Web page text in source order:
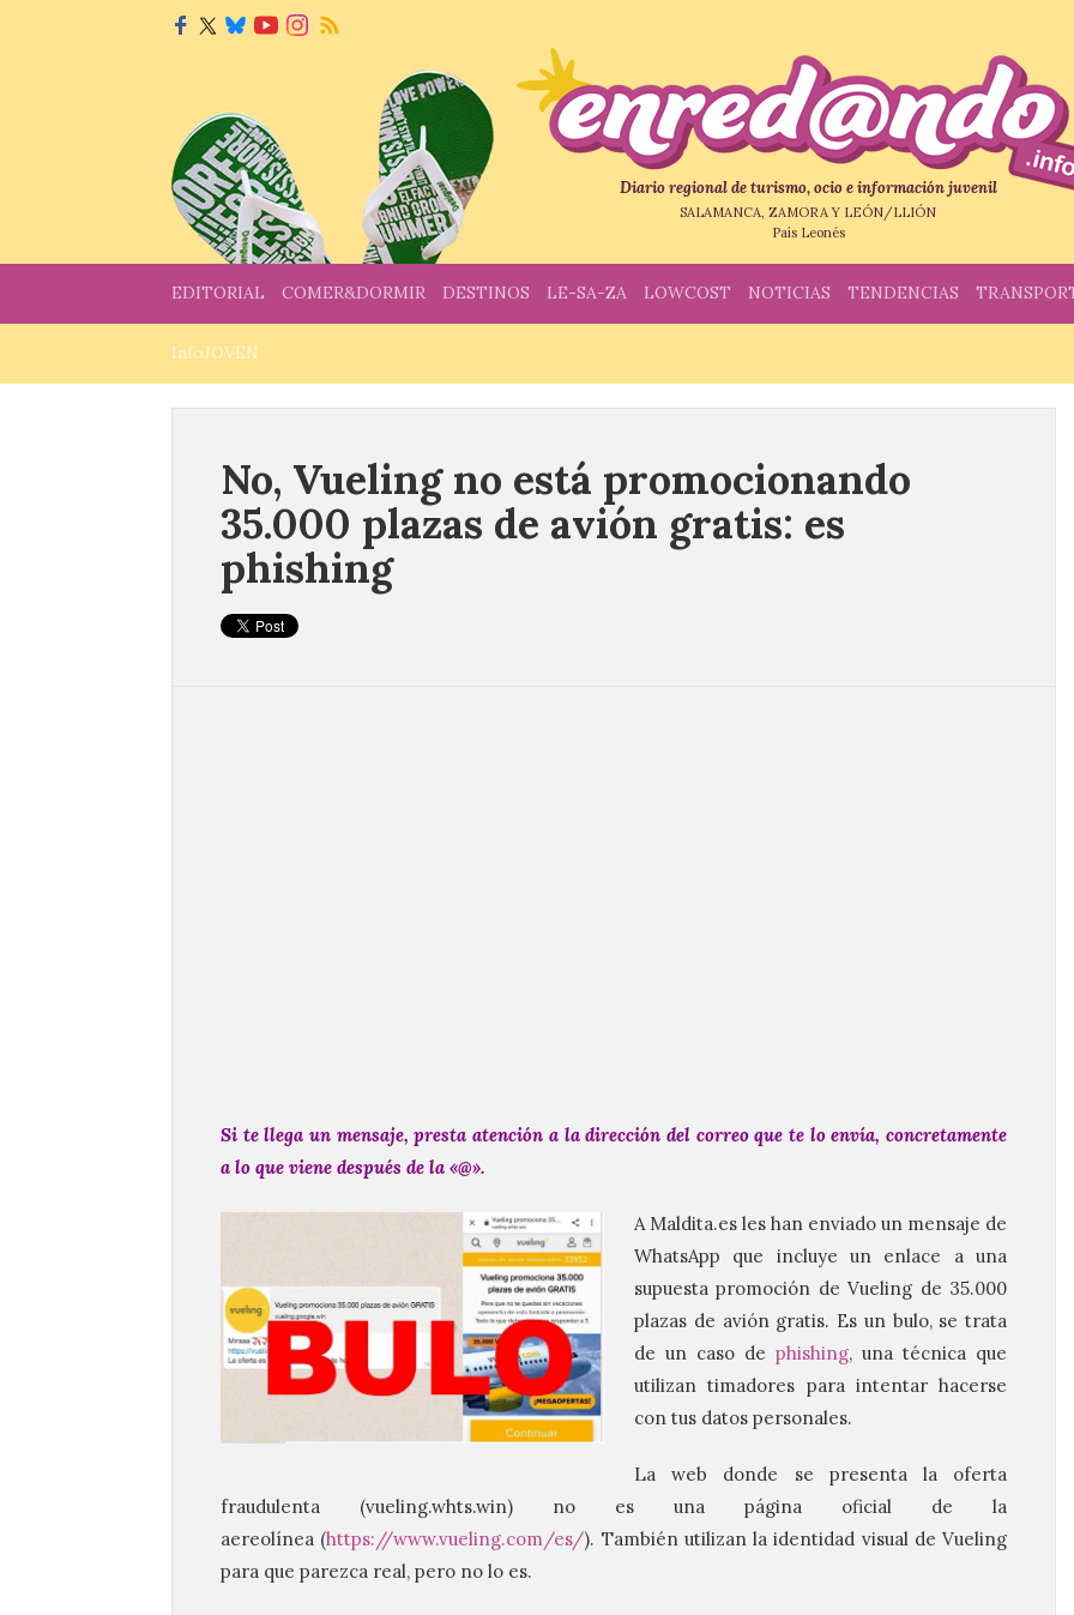
Diario regional de turismo, ocio e información juvenil
SALAMANCA, ZAMORA Y LEÓN/LLIÓN
País Leonés
EDITORIAL COMER&DORMIR DESTINOS LE-SA-ZA LOWCOST NOTICIAS TENDENCIAS
InfoJOVEN
No, Vueling no está promocionando
35.000 plazas de avión gratis: es
phishing
Si te llega un mensaje, presta atención a la dirección del correo que te lo envía, concretamente
a lo que viene después de la «@».
A Maldita.es les han enviado un mensaje de
WhatsApp que incluye un enlace a una
supuesta promoción de Vueling de 35.000
plazas de avión gratis. Es un bulo, se trata
de un caso de phishing, una técnica que
utilizan timadores para intentar hacerse
con tus datos personales.
La web donde se presenta la oferta
fraudulenta (vueling.whts.win) no es una página oficial de la
aereolínea (https://www.vueling.com/es/). También utilizan la identidad visual de Vueling
para que parezca real, pero no lo es.